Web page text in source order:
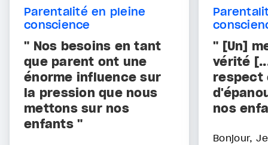
Parentalité en pleine
conscience
" Nos besoins en tant
que parent ont une
énorme influence sur
la pression que nous
mettons sur nos
enfants "
" [Un]
vérité
respect
nos
Bonjour,